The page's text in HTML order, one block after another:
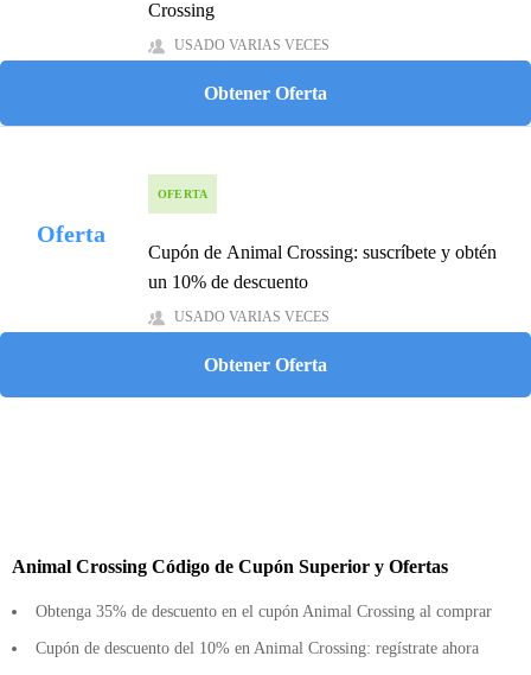
Crossing
USADO VARIAS VECES
Obtener Oferta
Oferta
OFERTA
Cupón de Animal Crossing: suscríbete y obtén
un 10% de descuento
USADO VARIAS VECES
Obtener Oferta
Animal Crossing Código de Cupón Superior y Ofertas
Obtenga 35% de descuento en el cupón Animal Crossing al comprar
Cupón de descuento del 10% en Animal Crossing: regístrate ahora